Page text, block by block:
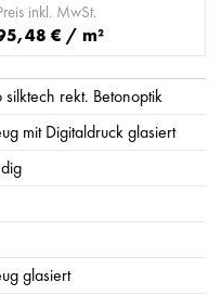
inkl. MwSt.
€ / m²
silktech rekt. Betonoptik
mit Digitaldruck glasiert
glasiert